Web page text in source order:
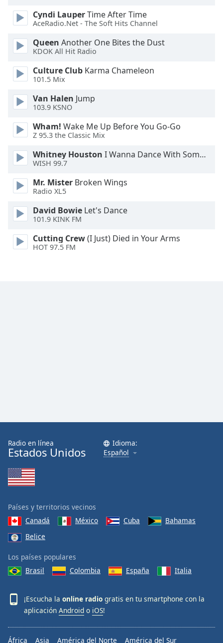
Caption
Background
Color
Opacity
Size
Text
Edge
Font
Family
Reset
Cyndi LauperTime After Time
AceRadio.Net - The Soft Hits Channel
Queen Another One Bites the Dust
KDOK All Hit Radio
Culture Club Karma Chameleon
101.5 Mix
Van Halen Jump
103.9 KSNO
Wham! Wake Me Up Before You Go-Go
Z 95.3 the Classic Mix
Whitney Houston I Wanna Dance With Somebody
WISH 99.7
Mr. Mister Broken Wings
Radio XL5
David Bowie Let's Dance
101.9 KINK FM
Cutting Crew(I Just) Died in Your Arms
HOT 97.5 FM
Radio en línea
Estados Unidos
Idioma:
Español
Países y territorios vecinos
Canadá
México Cuba
Bahamas
Belice
Los países populares
Brasil
Colombia España Italia
¡Escucha la online radio gratis en tu smartphone con la
aplicación Android o iOS!
África Asia América del Norte América del Sur